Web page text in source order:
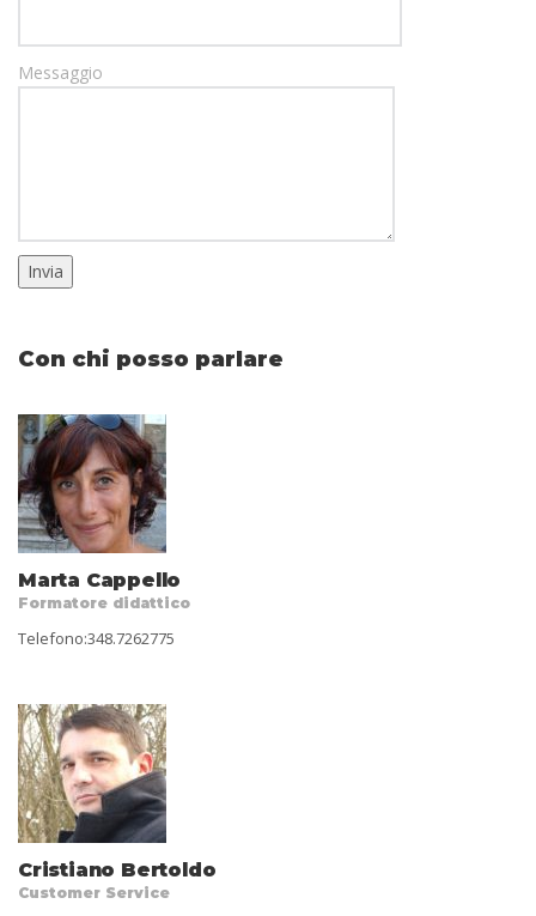
Messaggio
Con chi posso parlare
Marta Cappello
Formatore didattico
Telefono:348.7262775
Cristiano Bertoldo
Customer Service